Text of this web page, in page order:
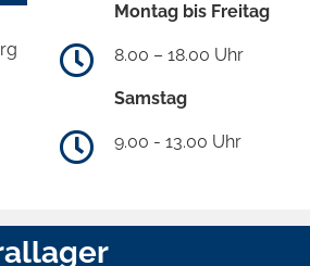
Montag bis Freitag
8.00 – 18.00 Uhr
Samstag
9.00 - 13.00 Uhr